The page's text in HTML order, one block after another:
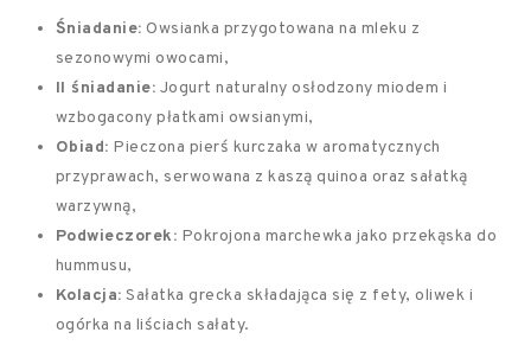
Śniadanie: Owsianka przygotowana na mleku z
sezonowymi owocami,
II śniadanie: Jogurt naturalny osłodzony miodem i
wzbogacony płatkami owsianymi,
Obiad: Pieczona pierś kurczaka w aromatycznych
przyprawach, serwowana z kaszą quinoa oraz sałatką
warzywną,
Podwieczorek: Pokrojona marchewka jako przekąska do
hummusu,
Kolacja: Sałatka grecka składająca się z fety, oliwek i
ogórka na liściach sałaty.